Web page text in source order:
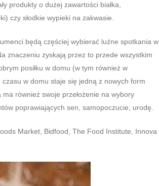
produkty o dużej zawartości białka,
czy słodkie wypieki na zakwasie.
będą częściej wybierać luźne spotkania w
znaczeniu zyskają przez to przede wszystkim
posiłku w domu (w tym również w
w domu staje się jedną z nowych form
również swoje przełożenie na wybory
poprawiających sen, samopoczucie, urodę.
Market, Bidfood, The Food Institute, Innova